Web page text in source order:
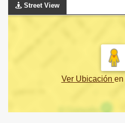
Street View
Ver Ubicación en